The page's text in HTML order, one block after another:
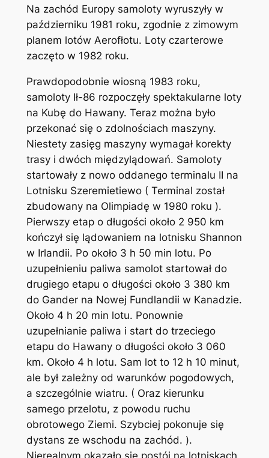
Na zachód Europy samoloty wyruszyły w
październiku 1981 roku, zgodnie z zimowym
planem lotów Aerofłotu. Loty czarterowe
zaczęto w 1982 roku.
Prawdopodobnie wiosną 1983 roku,
samoloty Ił-86 rozpoczęły spektakularne loty
na Kubę do Hawany. Teraz można było
przekonać się o zdolnościach maszyny.
Niestety zasięg maszyny wymagał korekty
trasy i dwóch międzylądowań. Samoloty
startowały z nowo oddanego terminalu II na
Lotnisku Szeremietiewo ( Terminal został
zbudowany na Olimpiadę w 1980 roku ).
Pierwszy etap o długości około 2 950 km
kończył się lądowaniem na lotnisku Shannon
w Irlandii. Po około 3 h 50 min lotu. Po
uzupełnieniu paliwa samolot startował do
drugiego etapu o długości około 3 380 km
do Gander na Nowej Fundlandii w Kanadzie.
Około 4 h 20 min lotu. Ponownie
uzupełnianie paliwa i start do trzeciego
etapu do Hawany o długości około 3 060
km. Około 4 h lotu. Sam lot to 12 h 10 minut,
ale był zależny od warunków pogodowych,
a szczególnie wiatru. ( Oraz kierunku
samego przelotu, z powodu ruchu
obrotowego Ziemi. Szybciej pokonuje się
dystans ze wschodu na zachód. ).
Nierealnym okazało się postój na lotniskach